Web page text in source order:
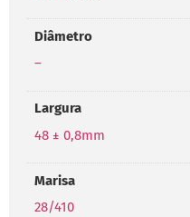
Diâmetro
–
Largura
48 ± 0,8mm
Marisa
28/410